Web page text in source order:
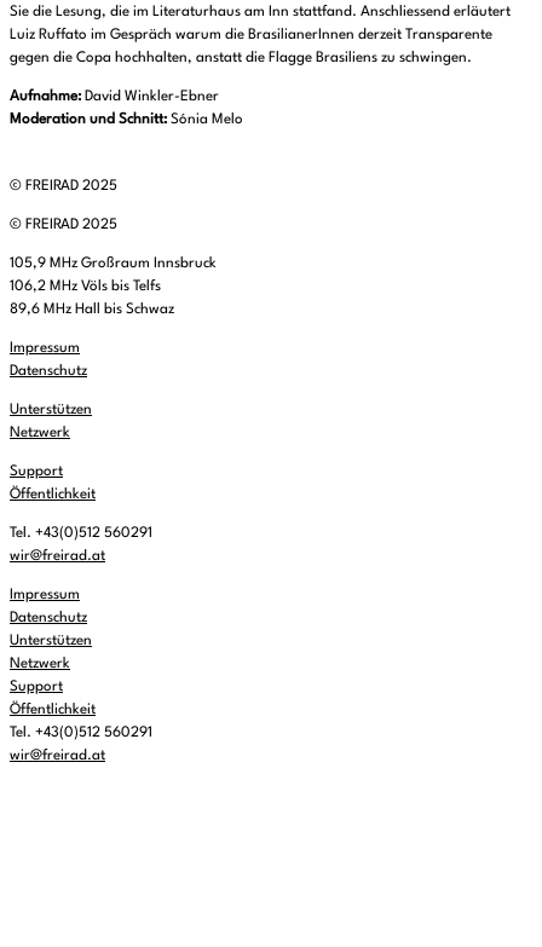
Sie die Lesung, die im Literaturhaus am Inn stattfand. Anschliessend erläutert
Luiz Ruffato im Gespräch warum die BrasilianerInnen derzeit Transparente
gegen die Copa hochhalten, anstatt die Flagge Brasiliens zu schwingen.
Aufnahme: David Winkler-Ebner
Moderation und Schnitt: Sónia Melo
© FREIRAD 2025
© FREIRAD 2025
105,9 MHz Großraum Innsbruck
106,2 MHz Völs bis Telfs
89,6 MHz Hall bis Schwaz
Impressum
Datenschutz
Unterstützen
Netzwerk
Support
Öffentlichkeit
Tel. +43(0)512 560291
wir@freirad.at
Impressum
Datenschutz
Unterstützen
Netzwerk
Support
Öffentlichkeit
Tel. +43(0)512 560291
wir@freirad.at